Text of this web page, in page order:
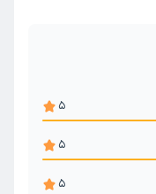
5
5
5